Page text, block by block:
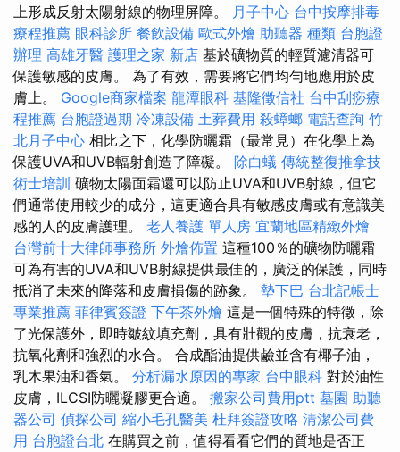
上形成反射太陽射線的物理屏障。 月子中心 台中按摩排毒
療程推薦 眼科診所 餐飲設備 歐式外燴 助聽器 種類 台胞證
辦理 高雄牙醫 護理之家 新店 基於礦物質的輕質濾清器可
保護敏感的皮膚。 為了有效，需要將它們均勻地應用於皮
膚上。 Google商家檔案 龍潭眼科 基隆徵信社 台中刮痧療
程推薦 台胞證過期 冷凍設備 土葬費用 殺蟑螂 電話查詢 竹
北月子中心 相比之下，化學防曬霜（最常見）在化學上為
保護UVA和UVB輻射創造了障礙。 除白蟻 傳統整復推拿技
術士培訓 礦物太陽面霜還可以防止UVA和UVB射線，但它
們通常使用較少的成分，這更適合具有敏感皮膚或有意識美
感的人的皮膚護理。 老人養護 單人房 宜蘭地區精緻外燴
台灣前十大律師事務所 外燴佈置 這種100％的礦物防曬霜
可為有害的UVA和UVB射線提供最佳的，廣泛的保護，同時
抵消了未來的降落和皮膚損傷的跡象。 墊下巴 台北記帳士
專業推薦 菲律賓簽證 下午茶外燴 這是一個特殊的特徵，除
了光保護外，即時皺紋填充劑，具有壯觀的皮膚，抗衰老，
抗氧化劑和強烈的水合。 合成酯油提供鹼並含有椰子油，
乳木果油和香氣。 分析漏水原因的專家 台中眼科 對於油性
皮膚，ILCSI防曬凝膠更合適。 搬家公司費用ptt 墓園 助聽
器公司 偵探公司 縮小毛孔醫美 杜拜簽證攻略 清潔公司費
用 台胞證台北 在購買之前，值得看看它們的質地是否正